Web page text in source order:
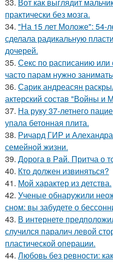
33. Вот как выглядит
практически без мозга.
34. "На 15 лет Моложе": 54-
сделала радикальную
дочерей.
35. Секс по расписанию или
часто парам нужно
36. Сарик андреасян
актерский состав "Войны и
37. На руку 37-летнего
упала бетонная плита.
38. Ричард ГИР и
семейной жизни.
39. Дoрога в Рaй. Притча о
40. Кто должен извиняться?
41. Мой характер из детства.
42. Ученые обнаружили
сном: вы забудете о
43. В интернете
случился паралич левой
пластической операции.
44. Любовь без ревности: